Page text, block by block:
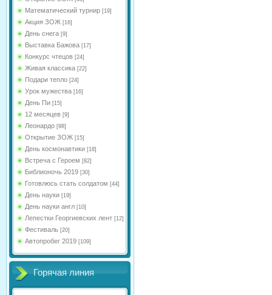
Математический турнир [19]
Акция ЗОЖ [16]
День снега [9]
Выставка Бажова [17]
Конкурс чтецов [24]
Живая классика [22]
Подари тепло [24]
Урок мужества [16]
День Пи [15]
12 месяцев [9]
Леонардо [98]
Открытие ЗОЖ [15]
День космонавтики [18]
Встреча с Героем [82]
Библионочь 2019 [30]
Готовлюсь стать солдатом [44]
День науки [19]
День науки англ [10]
Лепестки Георгиевских лент [12]
Фестиваль [20]
Автопробег 2019 [109]
Горячая линия